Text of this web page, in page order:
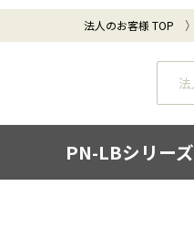
法人のお客様 TOP
PN-LBシリーズ